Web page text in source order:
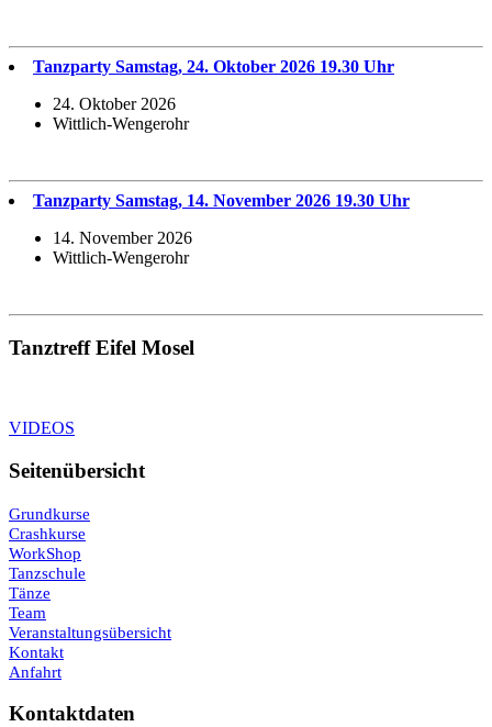
Tanzparty Samstag, 24. Oktober 2026 19.30 Uhr
24. Oktober 2026
Wittlich-Wengerohr
Tanzparty Samstag, 14. November 2026 19.30 Uhr
14. November 2026
Wittlich-Wengerohr
Tanztreff Eifel Mosel
VIDEOS
Seitenübersicht
Grundkurse
Crashkurse
WorkShop
Tanzschule
Tänze
Team
Veranstaltungsübersicht
Kontakt
Anfahrt
Kontaktdaten